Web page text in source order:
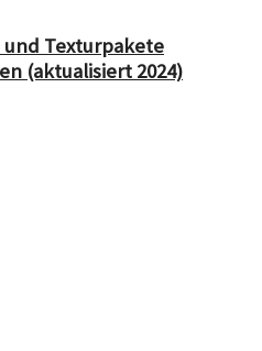
und Texturpakete
(aktualisiert 2024)